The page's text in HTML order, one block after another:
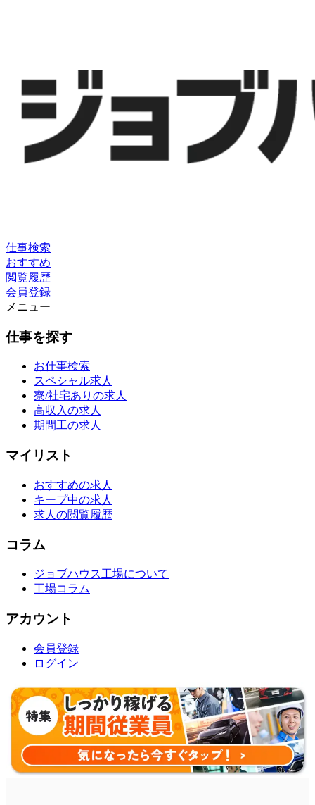
仕事検索
おすすめ
閲覧履歴
会員登録
メニュー
仕事を探す
お仕事検索
スペシャル求人
寮/社宅ありの求人
高収入の求人
期間工の求人
マイリスト
おすすめの求人
キープ中の求人
求人の閲覧履歴
コラム
ジョブハウス工場について
工場コラム
アカウント
会員登録
ログイン